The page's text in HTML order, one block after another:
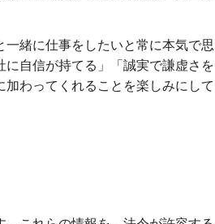
緒に仕事をしたいと常に本気で思
自信が持てる」「誠実で謙虚さを
わってくれることを楽しみにして